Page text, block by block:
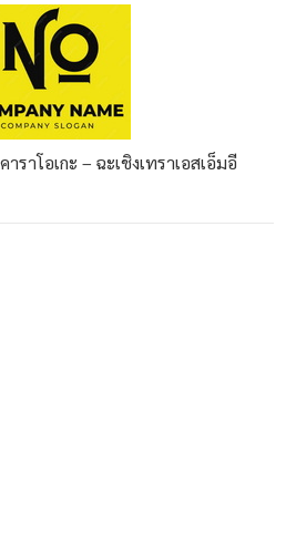
าโอเกะ – ฉะเชิงเทราเอสเอ็มอี